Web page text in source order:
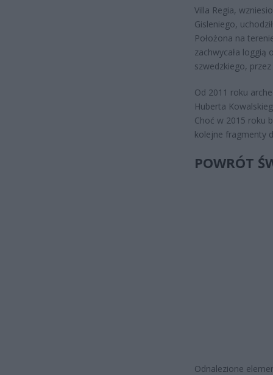
Villa Regia,
Gisleniego,
Położona na
zachwycała
szwedzkiego,
Od 2011 roku
Huberta
Choć w 2015 roku
kolejne fragmenty
POWRÓT
Odnalezione